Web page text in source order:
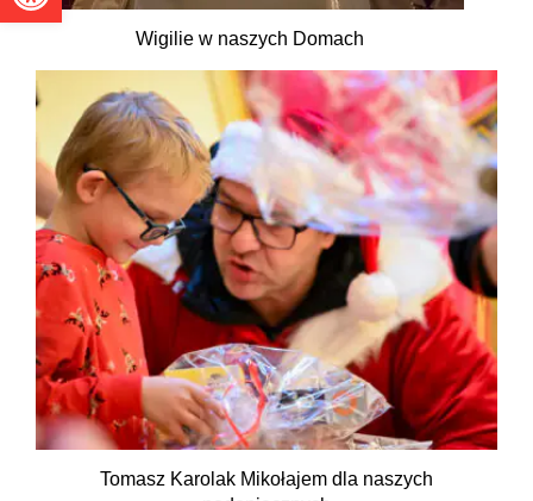
Wigilie w naszych Domach
Tomasz Karolak Mikołajem dla naszych